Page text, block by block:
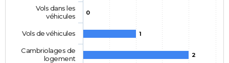
0
1
2
Vols dans les
véhicules
Vols de véhicules
Cambriolages de
logement